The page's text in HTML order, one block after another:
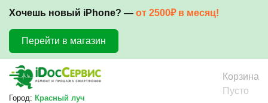
Хочешь новый iPhone? — от 2500₽ в месяц!
Перейти в магазин
Город: Красный луч
Корзина
Пусто